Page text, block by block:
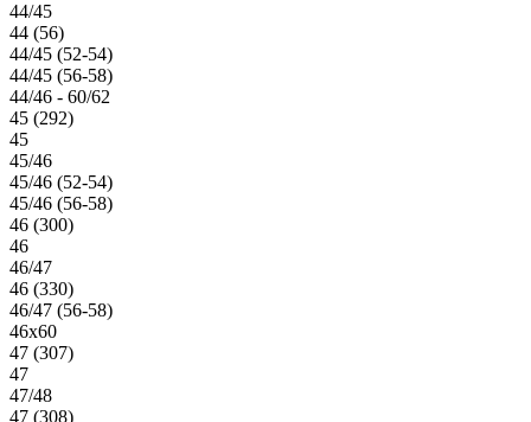
44/45
44 (56)
44/45 (52-54)
44/45 (56-58)
44/46 - 60/62
45 (292)
45
45/46
45/46 (52-54)
45/46 (56-58)
46 (300)
46
46/47
46 (330)
46/47 (56-58)
46х60
47 (307)
47
47/48
47 (308)